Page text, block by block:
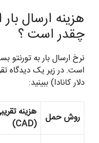
هزینه ارسال بار
چقدر است ؟
نرخ ارسال بار به تورنتو
است. در زیر یک دیدگاه
دلار کانادا) ببینید:
روش حمل
هزینه
(CAD)